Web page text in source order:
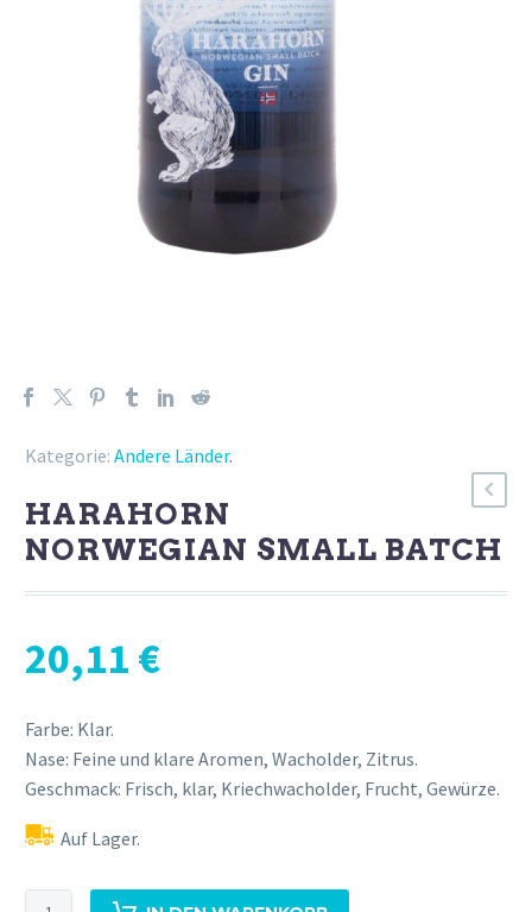
Kategorie: Andere Länder.
HARAHORN
NORWEGIAN SMALL BATCH
20,11 €
Farbe: Klar.
Nase: Feine und klare Aromen, Wacholder, Zitrus.
Geschmack: Frisch, klar, Kriechwacholder, Frucht, Gewürze.
Auf Lager.
Harahorn